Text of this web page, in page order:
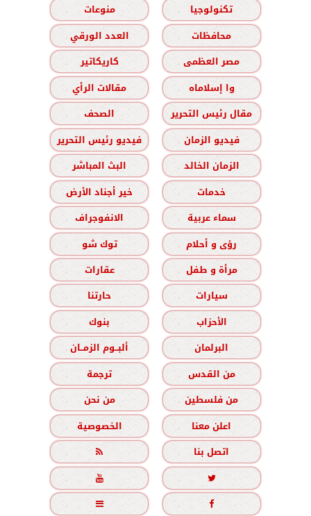
تكنولوجيا
منوعات
محافظات
العدد الورقي
مصر العظمى
كاريكاتير
وا إسلاماه
مقالات الرأي
مقال رئيس التحرير
الصحف
فيديو الزمان
فيديو رئيس التحرير
الزمان الخالد
البث المباشر
خدمات
خير أجناد الأرض
سماء عربية
الانفوجراف
رؤى و أحلام
توك شو
مرأة و طفل
عقارات
سيارات
حارتنا
الأحزاب
بنوك
البرلمان
ألبــوم الزمــان
من القدس
ترجمة
من فلسطين
من نحن
اعلن معنا
الخصوصية
اتصل بنا




